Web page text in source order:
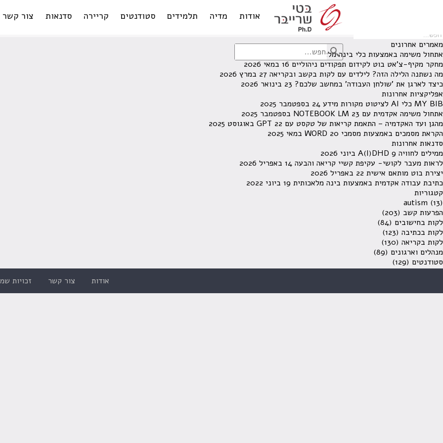
אודות מדיה תלמידים סטודנטים קריירה סדנאות צור קשר
לא נמצאו תוצאות תחת קטגוריה זו.
מחפש משהו מסויים? השתמש בחיפוש
מאמרים אחרונים
אתחול משימה באמצעות כלי בינה מלאכותית
מחקר מקיף-צ'אט בוט לקידום תפקודים ניהוליים 16 במאי 2026
מה נשתנה הלילה הזה? לילדים עם לקות בקשב ובקריאה 27 במרץ 2026
כיצד לארגן את 'שולחן העבודה' במחשב שלכם? 23 בינואר 2026
אפליקציות אחרונות
MY BIB כלי AI לציטוט מקורות מידע
24 בספטמבר 2025
אתחול משימה אקדמית עם NOTEBOOK LM 23 בספטמבר 2025
מהגן ועד האקדמיה – התאמת קריאות של טקסט עם GPT 22 באוגוסט 2025
הקראת מסמכים באמצעות מסמכי WORD 20 במאי 2025
סדנאות אחרונות
ממילים לחוויה A(I)DHD 9 ביוני 2026
לראות מעבר לקושי- עקיפת קשיי קריאה והבעה 14 באפריל 2026
יצירת בוט מותאם אישית 22 באפריל 2026
כתיבת עבודה אקדמית באמצעות בינה מלאכותית 19 ביוני 2022
קטגוריות
autism (13)
הפרעות קשב (203)
לקות בחישובים (84)
לקות בכתיבה (123)
לקות בקריאה (130)
מנהלים וארגונים (89)
סטודנטים (129)
אודות
צור קשר זכויות